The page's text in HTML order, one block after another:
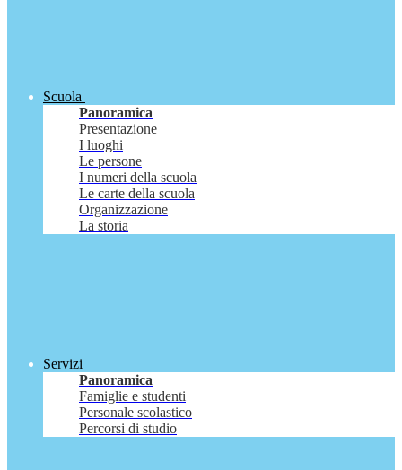
Scuola
Panoramica
Presentazione
I luoghi
Le persone
I numeri della scuola
Le carte della scuola
Organizzazione
La storia
Servizi
Panoramica
Famiglie e studenti
Personale scolastico
Percorsi di studio